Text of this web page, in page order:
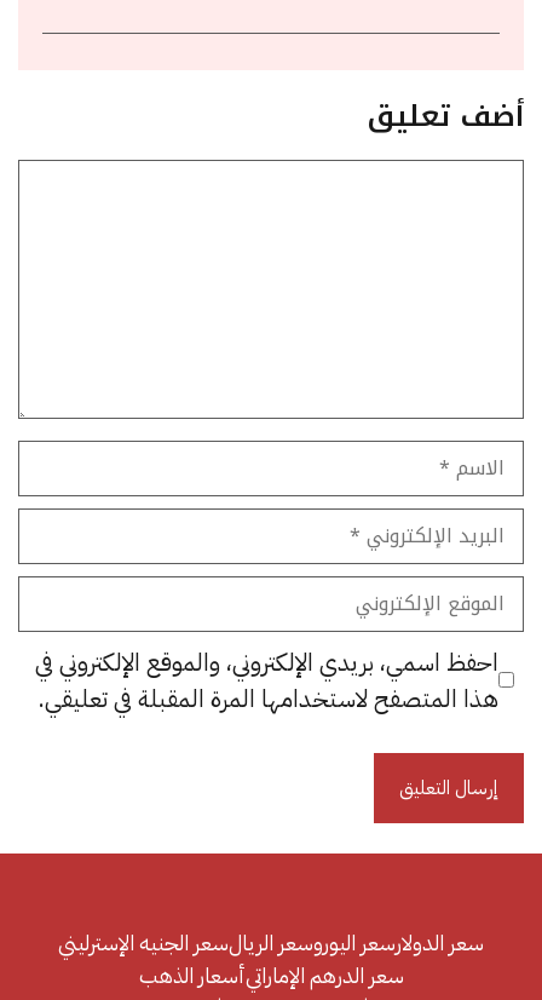
أضف تعليق
الاسم
البريد
الإلكتروني
الموقع
الإلكتروني
احفظ اسمي، بريدي الإلكتروني، والموقع الإلكتروني في
هذا المتصفح لاستخدامها المرة المقبلة في تعليقي.
سعر الدولارسعر اليوروسعر الريالسعر الجنيه الإسترليني
سعر الدرهم الإماراتيأسعار الذهب